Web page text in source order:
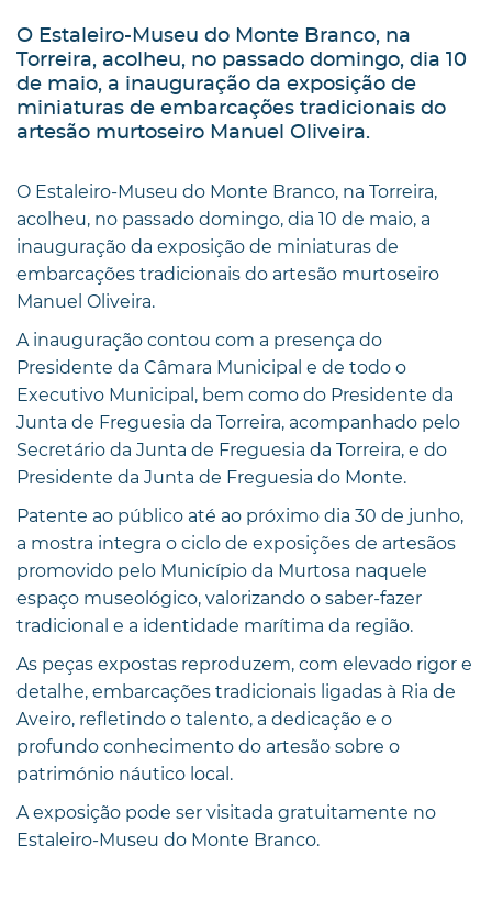
O Estaleiro-Museu do Monte Branco, na
Torreira, acolheu, no passado domingo, dia 10
de maio, a inauguração da exposição de
miniaturas de embarcações tradicionais do
artesão murtoseiro Manuel Oliveira.
O Estaleiro-Museu do Monte Branco, na Torreira,
acolheu, no passado domingo, dia 10 de maio, a
inauguração da exposição de miniaturas de
embarcações tradicionais do artesão murtoseiro
Manuel Oliveira.
A inauguração contou com a presença do
Presidente da Câmara Municipal e de todo o
Executivo Municipal, bem como do Presidente da
Junta de Freguesia da Torreira, acompanhado pelo
Secretário da Junta de Freguesia da Torreira, e do
Presidente da Junta de Freguesia do Monte.
Patente ao público até ao próximo dia 30 de junho,
a mostra integra o ciclo de exposições de artesãos
promovido pelo Município da Murtosa naquele
espaço museológico, valorizando o saber-fazer
tradicional e a identidade marítima da região.
As peças expostas reproduzem, com elevado rigor e
detalhe, embarcações tradicionais ligadas à Ria de
Aveiro, refletindo o talento, a dedicação e o
profundo conhecimento do artesão sobre o
património náutico local.
A exposição pode ser visitada gratuitamente no
Estaleiro-Museu do Monte Branco.